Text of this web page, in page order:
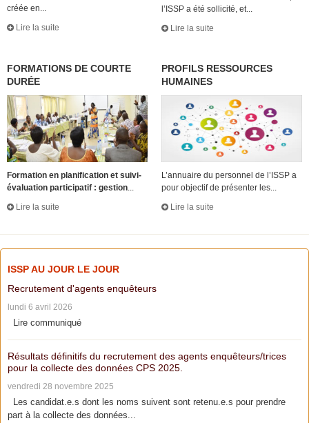
créée en...
Lire la suite
l’ISSP a été sollicité, et...
Lire la suite
FORMATIONS DE COURTE
DURÉE
Formation en planification et suivi-
évaluation participatif : gestion...
Lire la suite
PROFILS RESSOURCES
HUMAINES
L’annuaire du personnel de l’ISSP a
pour objectif de présenter les...
Lire la suite
ISSP AU JOUR LE JOUR
Recrutement d'agents enquêteurs
lundi 6 avril 2026
Lire communiqué
Résultats définitifs du recrutement des agents enquêteurs/trices
pour la collecte des données CPS 2025.
vendredi 28 novembre 2025
Les candidat.e.s dont les noms suivent sont retenu.e.s pour prendre
part à la collecte des données...